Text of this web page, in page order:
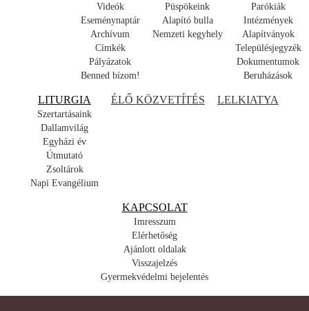
Videók
Eseménynaptár
Archívum
Címkék
Pályázatok
Benned bízom!
Püspökeink
Alapító bulla
Nemzeti kegyhely
Parókiák
Intézmények
Alapítványok
Településjegyzék
Dokumentumok
Beruházások
LITURGIA
Szertartásaink
Dallamvilág
Egyházi év
Útmutató
Zsoltárok
Napi Evangélium
ÉLŐ KÖZVETÍTÉS LELKIATYA
KAPCSOLAT
Imresszum
Elérhetőség
Ajánlott oldalak
Visszajelzés
Gyermekvédelmi bejelentés